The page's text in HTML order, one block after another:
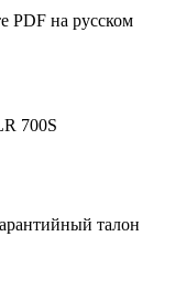
PDF на русском
700S
талон